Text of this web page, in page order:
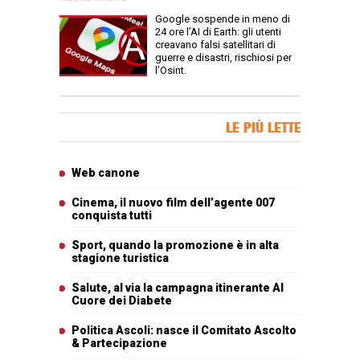
Google sospende in meno di
24 ore l’AI di Earth: gli utenti
creavano falsi satellitari di
guerre e disastri, rischiosi per
l’Osint.
LE PIÙ LETTE
Web canone
Cinema, il nuovo film dell’agente 007
conquista tutti
Sport, quando la promozione è in alta
stagione turistica
Salute, al via la campagna itinerante Al
Cuore dei Diabete
Politica Ascoli: nasce il Comitato Ascolto
& Partecipazione